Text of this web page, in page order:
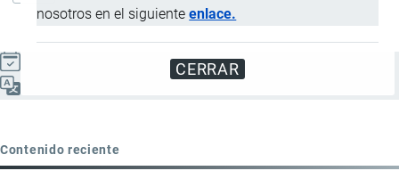
nosotros en el siguienteenlace.
CERRAR
Actualizado el 9 Septiembre, 2024
Contenido reciente